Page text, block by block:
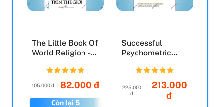
The Little Book Of
World Religion -
105.000 đ 82.000 đ
Còn lại 5
Successful
Psychometric
Week: Teach Y...
225.000
đ
213.000
đ